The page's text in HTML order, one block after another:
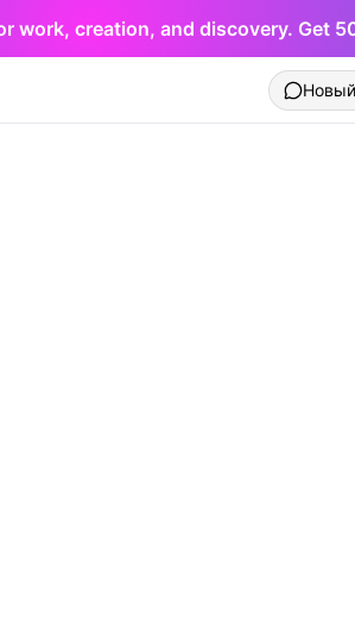
work, creation, and discovery. Get